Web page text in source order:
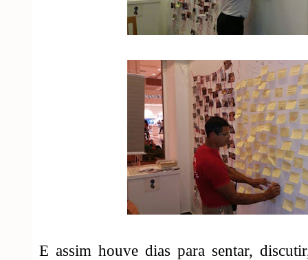
E assim houve dias para sentar,